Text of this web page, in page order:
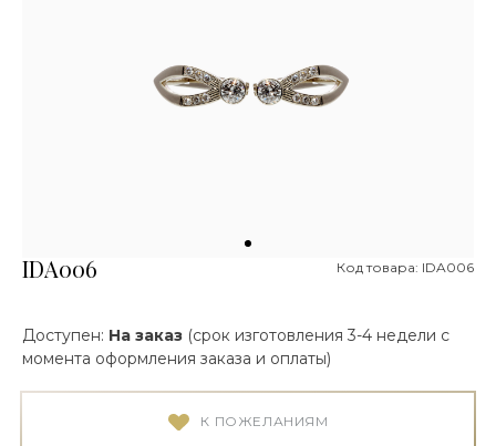
IDA006 Код товара: IDA006
Доступен: На заказ (срок изготовления 3-4 недели с
момента оформления заказа и оплаты)
К ПОЖЕЛАНИЯМ